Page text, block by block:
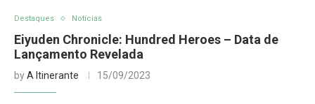
Destaques Notícias
Eiyuden Chronicle: Hundred Heroes – Data de
Lançamento Revelada
byA Itinerante 15/09/2023